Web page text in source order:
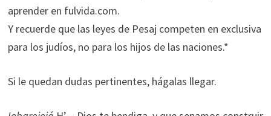
aprender en fulvida.com.
Y recuerde que las leyes de Pesaj competen en exclusiva
para los judíos, no para los hijos de las naciones.*
Si le quedan dudas pertinentes, hágalas llegar.